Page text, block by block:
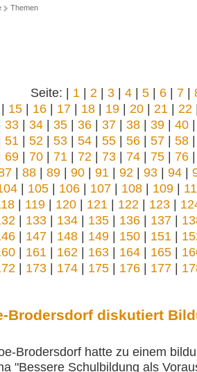
Themen
Seite: | 1 | 2 | 3 | 4 | 5 | 6 | 7 |
15| 16| 17| 18| 19| 20| 21 | 22
33| 34| 35| 36| 37| 38| 39| 40
51 | 52 | 53| 54| 55| 56| 57| 58
69| 70| 71 | 72 | 73| 74| 75| 76
| 88| 89| 90| 91 | 92 | 93| 94|
| 105 | 106 | 107 | 108 | 109 |
| 119| 120| 121 | 122 | 123|
| 133| 134| 135| 136| 137|
| 147| 148| 149| 150| 151 |
| 161 | 162 | 163| 164| 165|
| 173| 174| 175| 176| 177|
Brodersdorf diskutiert
Brodersdorf hatte zu einem
"Bessere Schulbildung als